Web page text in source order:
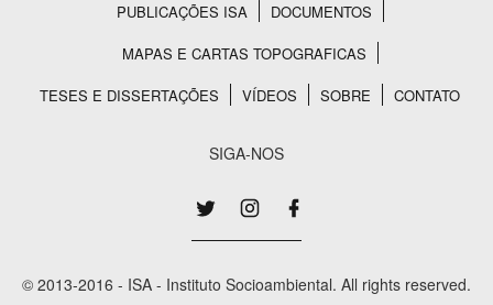
Rodapé
PUBLICAÇÕES ISA
DOCUMENTOS
MAPAS E CARTAS TOPOGRAFICAS
TESES E DISSERTAÇÕES
VÍDEOS SOBRE CONTATO
SIGA-NOS
© 2013-2016 - ISA - Instituto Socioambiental. All rights reserved.